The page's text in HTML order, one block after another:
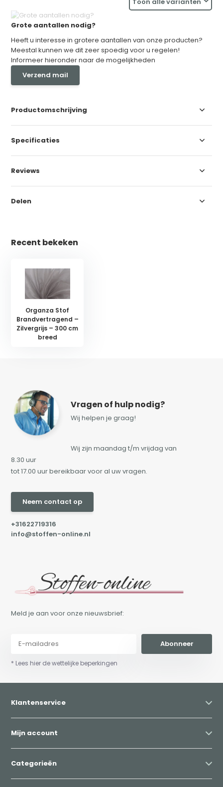
Grote aantallen nodig?
Heeft u interesse in grotere aantallen van onze producten?
Meestal kunnen we dit zeer spoedig voor u regelen!
Informeer hieronder naar de mogelijkheden
Verzend mail
Productomschrijving
Specificaties
Reviews
Delen
Recent bekeken
Organza Stof
Brandvertragend –
Zilvergrijs – 300 cm
breed
Vragen of hulp nodig?
Wij helpen je graag!
Wij zijn maandag t/m vrijdag van
8.30 uur
tot 17.00 uur bereikbaar voor al uw vragen.
Neem contact op
+31622719316
info@stoffen-online.nl
Meld je aan voor onze nieuwsbrief:
Abonneer
* Lees hier de wettelijke beperkingen
Klantenservice
Mijn account
Categorieën